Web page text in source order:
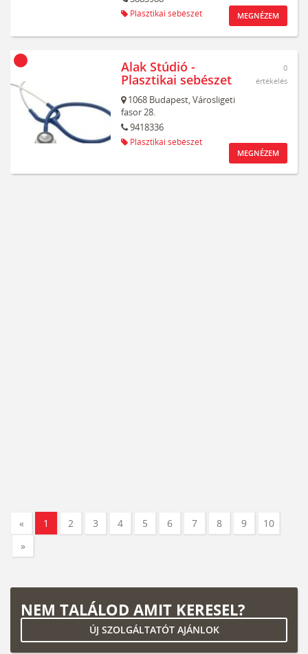
Plasztikai sebészet MEGNÉZEM
Alak Stúdió -
Plasztikai sebészet
1068 Budapest,Városligeti
fasor 28.
9418336
Plasztikai sebészet
0
értékelés
MEGNÉZEM
« 1 2 3 4 5 6 7 8 9
10
»
NEM TALÁLOD AMIT KERESEL?
ÚJ SZOLGÁLTATÓT AJÁNLOK